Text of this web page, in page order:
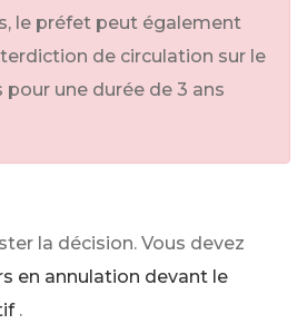
le préfet peut également
de circulation sur le
une durée de 3 ans
la décision. Vous devez
en annulation devant le
.